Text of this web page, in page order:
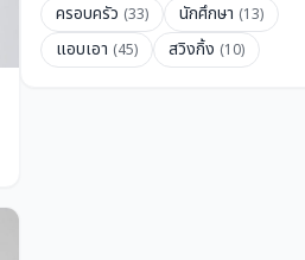
ครอบครัว (33) นักศึกษา (13)
แอบเอา (45) สวิงกิ้ง (10)